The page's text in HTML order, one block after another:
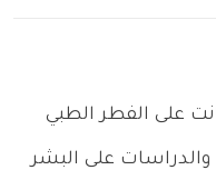
على الفطر الطبي
والدراسات على البشر